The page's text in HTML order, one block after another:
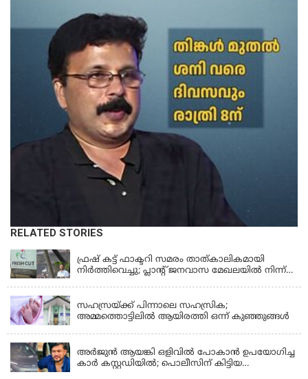
RELATED STORIES
KERALA
ഫ്രഷ് കട്ട് ഫാക്ടറി സമരം താത്കാലികമായി
നിർത്തിവെച്ചു; പ്ലാൻ്റ് ജനവാസ മേഖലയിൽ നിന്ന്
സഹസ്രയ്ക്ക് പിന്നാലെ സഹസ്രിക;
അമ്മത്തൊട്ടിലില്‍ ആയിരത്തി ഒന്ന് കുഞ്ഞുങ്ങള്‍
അർജുൻ ആയങ്കി ഒളിവിൽ പോകാൻ ഉപയോഗിച്ച
കാർ കസ്റ്റഡിയിൽ; പൊലീസിന് കിട്ടിയ